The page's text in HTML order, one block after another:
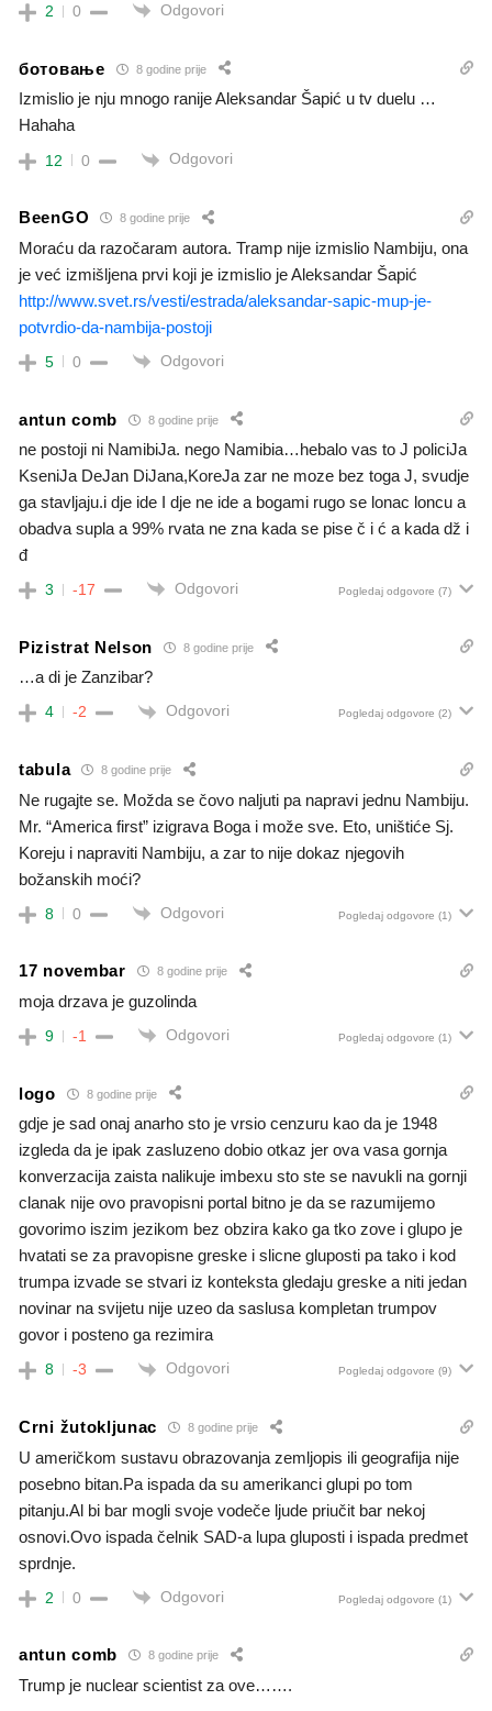
2 0 Odgovori
ботовање 8 godine prije
Izmislio je nju mnogo ranije Aleksandar Šapić u tv duelu …
Hahaha
12 0 Odgovori
BeenGO 8 godine prije
Moraću da razočaram autora. Tramp nije izmislio Nambiju, ona
je već izmišljena prvi koji je izmislio je Aleksandar Šapić
http://www.svet.rs/vesti/estrada/aleksandar-sapic-mup-je-
potvrdio-da-nambija-postoji
5 0 Odgovori
antun comb 8 godine prije
ne postoji ni NamibiJa. nego Namibia…hebalo vas to J policiJa
KseniJa DeJan DiJana,KoreJa zar ne moze bez toga J, svudje
ga stavljaju.i dje ide I dje ne ide a bogami rugo se lonac loncu a
obadva supla a 99% rvata ne zna kada se pise č i ć a kada dž i
đ
3 -17 Odgovori Pogledaj odgovore (7)
Pizistrat Nelson 8 godine prije
…a di je Zanzibar?
4 -2 Odgovori Pogledaj odgovore (2)
tabula 8 godine prije
Ne rugajte se. Možda se čovo naljuti pa napravi jednu Nambiju.
Mr. “America first” izigrava Boga i može sve. Eto, uništiće Sj.
Koreju i napraviti Nambiju, a zar to nije dokaz njegovih
božanskih moći?
8 0 Odgovori Pogledaj odgovore (1)
17 novembar 8 godine prije
moja drzava je guzolinda
9 -1 Odgovori Pogledaj odgovore (1)
logo 8 godine prije
gdje je sad onaj anarho sto je vrsio cenzuru kao da je 1948
izgleda da je ipak zasluzeno dobio otkaz jer ova vasa gornja
konverzacija zaista nalikuje imbexu sto ste se navukli na gornji
clanak nije ovo pravopisni portal bitno je da se razumijemo
govorimo iszim jezikom bez obzira kako ga tko zove i glupo je
hvatati se za pravopisne greske i slicne gluposti pa tako i kod
trumpa izvade se stvari iz konteksta gledaju greske a niti jedan
novinar na svijetu nije uzeo da saslusa kompletan trumpov
govor i posteno ga rezimira
8 -3 Odgovori Pogledaj odgovore (9)
Crni žutokljunac 8 godine prije
U američkom sustavu obrazovanja zemljopis ili geografija nije
posebno bitan.Pa ispada da su amerikanci glupi po tom
pitanju.Al bi bar mogli svoje vodeče ljude priučit bar nekoj
osnovi.Ovo ispada čelnik SAD-a lupa gluposti i ispada predmet
sprdnje.
2 0 Odgovori Pogledaj odgovore (1)
antun comb 8 godine prije
Trump je nuclear scientist za ove…….